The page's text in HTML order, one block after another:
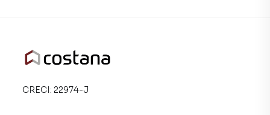
temos uma equipe de marketing digital focada em produzir
muito o número de contatos interessados e tendo como
CRECI: 22974-J